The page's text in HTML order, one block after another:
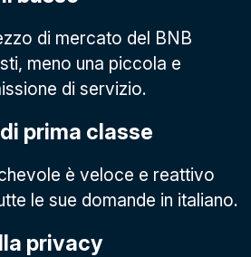
di mercato del BNB
meno una piccola e
di servizio.
prima classe
è veloce e reattivo
le sue domande in italiano.
privacy